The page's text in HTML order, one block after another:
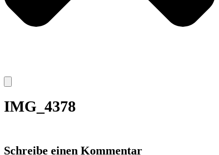
IMG_4378
Schreibe einen Kommentar